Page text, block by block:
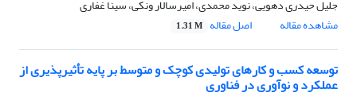
جلیل حیدری دهویی، نوید محمدی، امیرسالار ونکی، سینا غفاری
مشاهده مقاله
اصل مقاله 1.31 M
توسعه کسب و کارهای تولیدی کوچک و متوسط بر پایه تأثیرپذیری از
عملکرد و نوآوری در فناوری